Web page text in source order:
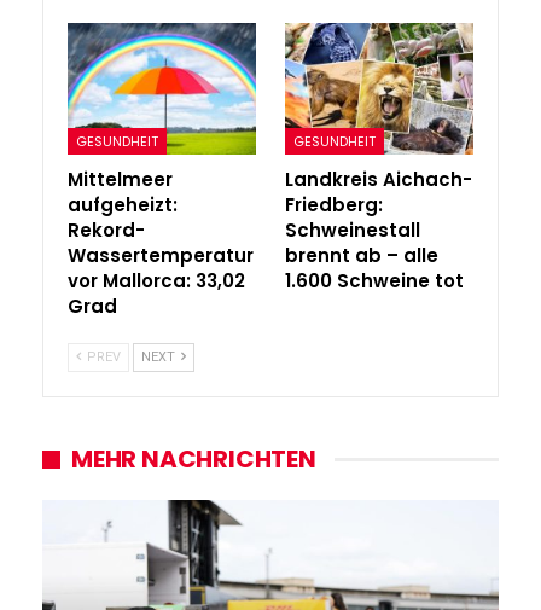
GESUNDHEIT
Mittelmeer
aufgeheizt:
Rekord-
Wassertemperatur
vor Mallorca: 33,02
Grad
GESUNDHEIT
Landkreis Aichach-
Friedberg:
Schweinestall
brennt ab – alle
1.600 Schweine tot
PREV NEXT
MEHR NACHRICHTEN